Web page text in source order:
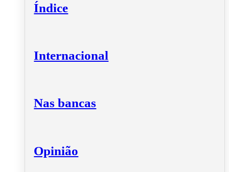
Índice
Internacional
Nas bancas
Opinião